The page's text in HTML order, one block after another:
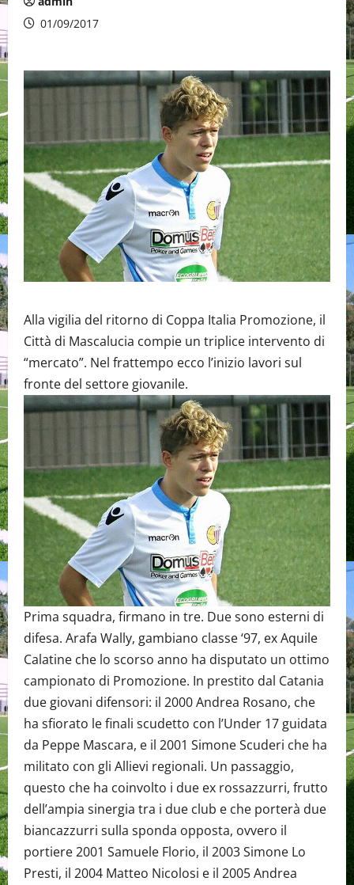
01/09/2017
Alla vigilia del ritorno di Coppa Italia Promozione, il
Città di Mascalucia compie un triplice intervento di
“mercato”. Nel frattempo ecco l’inizio lavori sul
fronte del settore giovanile.
Prima squadra, firmano in tre. Due sono esterni di
difesa. Arafa Wally, gambiano classe ‘97, ex Aquile
Calatine che lo scorso anno ha disputato un ottimo
campionato di Promozione. In prestito dal Catania
due giovani difensori: il 2000 Andrea Rosano, che
ha sfiorato le finali scudetto con l’Under 17 guidata
da Peppe Mascara, e il 2001 Simone Scuderi che ha
militato con gli Allievi regionali. Un passaggio,
questo che ha coinvolto i due ex rossazzurri, frutto
dell’ampia sinergia tra i due club e che porterà due
biancazzurri sulla sponda opposta, ovvero il
portiere 2001 Samuele Florio, il 2003 Simone Lo
Presti, il 2004 Matteo Nicolosi e il 2005 Andrea